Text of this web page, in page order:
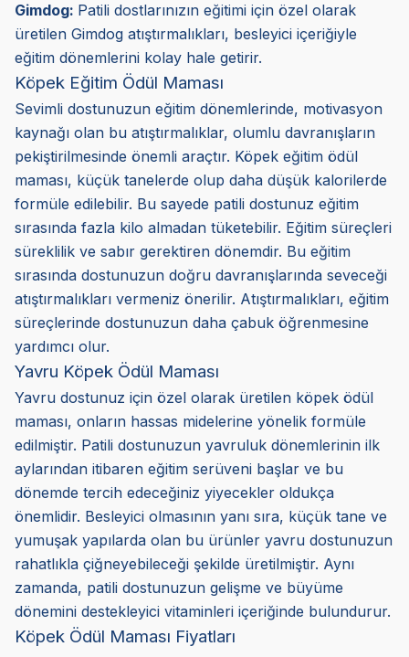
Gimdog: Patili dostlarınızın eğitimi için özel olarak
üretilen Gimdog atıştırmalıkları, besleyici içeriğiyle
eğitim dönemlerini kolay hale getirir.
Köpek Eğitim Ödül Maması
Sevimli dostunuzun eğitim dönemlerinde, motivasyon
kaynağı olan bu atıştırmalıklar, olumlu davranışların
pekiştirilmesinde önemli araçtır. Köpek eğitim ödül
maması, küçük tanelerde olup daha düşük kalorilerde
formüle edilebilir. Bu sayede patili dostunuz eğitim
sırasında fazla kilo almadan tüketebilir. Eğitim süreçleri
süreklilik ve sabır gerektiren dönemdir. Bu eğitim
sırasında dostunuzun doğru davranışlarında seveceği
atıştırmalıkları vermeniz önerilir. Atıştırmalıkları, eğitim
süreçlerinde dostunuzun daha çabuk öğrenmesine
yardımcı olur.
Yavru Köpek Ödül Maması
Yavru dostunuz için özel olarak üretilen köpek ödül
maması, onların hassas midelerine yönelik formüle
edilmiştir. Patili dostunuzun yavruluk dönemlerinin ilk
aylarından itibaren eğitim serüveni başlar ve bu
dönemde tercih edeceğiniz yiyecekler oldukça
önemlidir. Besleyici olmasının yanı sıra, küçük tane ve
yumuşak yapılarda olan bu ürünler yavru dostunuzun
rahatlıkla çiğneyebileceği şekilde üretilmiştir. Aynı
zamanda, patili dostunuzun gelişme ve büyüme
dönemini destekleyici vitaminleri içeriğinde bulundurur.
Köpek Ödül Maması Fiyatları